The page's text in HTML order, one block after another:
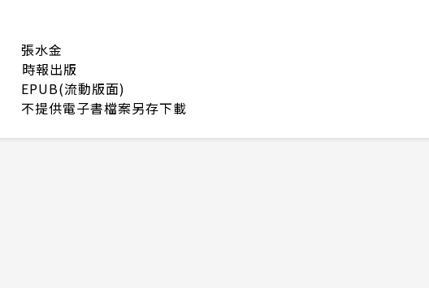
張水金
時報出版
EPUB(流動版面)
不提供電子書檔案另存下載